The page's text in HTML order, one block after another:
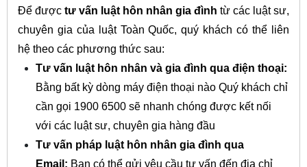
Để được tư vấn luật hôn nhân gia đình từ các luật sư,
chuyên gia của luật Toàn Quốc, quý khách có thể liên
hệ theo các phương thức sau:
Tư vấn luật hôn nhân và gia đình qua điện thoại:
Bằng bất kỳ dòng máy điện thoại nào Quý khách chỉ
cần gọi 1900 6500 sẽ nhanh chóng được kết nối
với các luật sư, chuyên gia hàng đầu
Tư vấn pháp luật hôn nhân gia đình qua
Email: Bạn có thể gửi yêu cầu tư vấn đến địa chỉ